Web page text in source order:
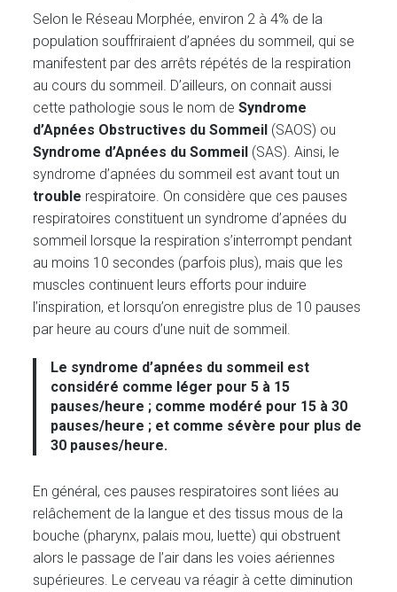
Selon le Réseau Morphée, environ 2 à 4% de la
population souffriraient d’apnées du sommeil, qui se
manifestent par des arrêts répétés de la respiration
au cours du sommeil. D’ailleurs, on connait aussi
cette pathologie sous le nom deSyndrome
d’Apnées Obstructives du Sommeil (SAOS) ou
Syndrome d’Apnées du Sommeil (SAS). Ainsi, le
syndrome d’apnées du sommeil est avant tout un
trouble respiratoire. On considère que ces pauses
respiratoires constituent un syndrome d’apnées du
sommeil lorsque la respiration s’interrompt pendant
au moins 10 secondes (parfois plus), mais que les
muscles continuent leurs efforts pour induire
l’inspiration, et lorsqu’on enregistre plus de 10 pauses
par heure au cours d’une nuit de sommeil.
Le syndrome d’apnées du sommeil est
considéré comme léger pour5 à 15
pauses/heure ; comme modéré pour 15 à 30
pauses/heure ; et comme sévère pour plus de
30 pauses/heure.
En général, ces pauses respiratoires sont liées au
relâchement de la langue et des tissus mous de la
bouche (pharynx, palais mou, luette) qui obstruent
alors le passage de l’air dans les voies aériennes
supérieures. Le cerveau va réagir à cette diminution